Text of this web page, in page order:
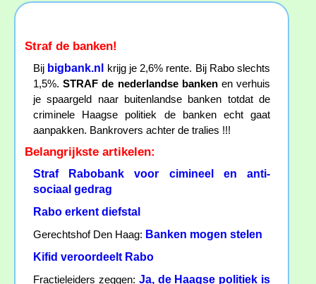
Straf de banken!
Bij bigbank.nl
krijg je 2,6% rente. Bij Rabo slechts
1,5%.STRAF de nederlandse bankenen verhuis
je spaargeld naar buitenlandse banken totdat de
criminele Haagse politiek de banken echt gaat
aanpakken. Bankrovers achter de tralies !!!
Belangrijkste artikelen:
Straf Rabobank voor cimineel en anti-
sociaal gedrag
Rabo erkent diefstal
Gerechtshof Den Haag: Banken mogen stelen
Kifid veroordeelt Rabo
Fractieleiders zeggen: Ja, de Haagse politiek is